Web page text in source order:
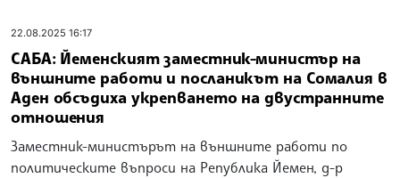
22.08.2025 16:17
САБА: Йеменският заместник-министър на
външните работи и посланикът на Сомалия в
Аден обсъдиха укрепването на двустранните
отношения
Заместник-министърът на външните работи по
политическите въпроси на Република Йемен, д-р